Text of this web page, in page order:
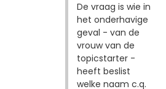
De vraag is wie in
het onderhavige
geval - van de
vrouw van de
topicstarter -
heeft beslist
welke naam c.q.